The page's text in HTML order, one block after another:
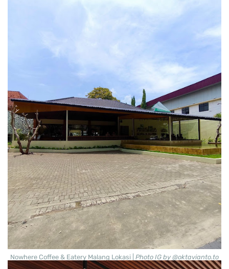
Nowhere Coffee & Eatery Malang Lokasi | Photo IG by @oktavianto.to